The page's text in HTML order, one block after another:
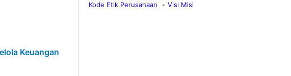
Keuangan
Kode Etik Perusahaan
Visi Misi